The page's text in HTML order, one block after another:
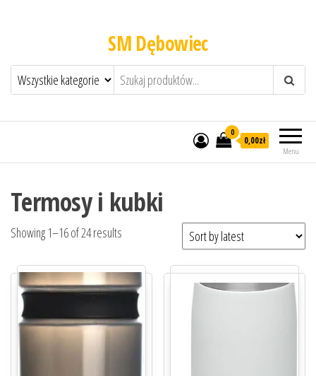
SM Dębowiec
Menu
0
0,00zł
Termosy i kubki
Showing 1–16 of 24 results